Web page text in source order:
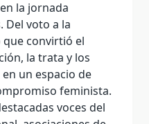
la jornada
Del voto a la
convirtió el
la trata y los
un espacio de
feminista.
voces del